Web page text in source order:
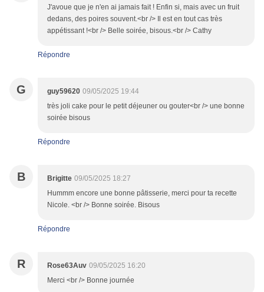
J'avoue que je n'en ai jamais fait ! Enfin si, mais avec un fruit
dedans, des poires souvent.<br /> Il est en tout cas très
appétissant !<br /> Belle soirée, bisous.<br /> Cathy
Répondre
G guy59620 09/05/2025 19:44
très joli cake pour le petit déjeuner ou gouter<br /> une bonne
soirée bisous
Répondre
B Brigitte 09/05/2025 18:27
Hummm encore une bonne pâtisserie, merci pour ta recette
Nicole. <br /> Bonne soirée. Bisous
Répondre
R Rose63Auv 09/05/2025 16:20
Merci <br /> Bonne journée